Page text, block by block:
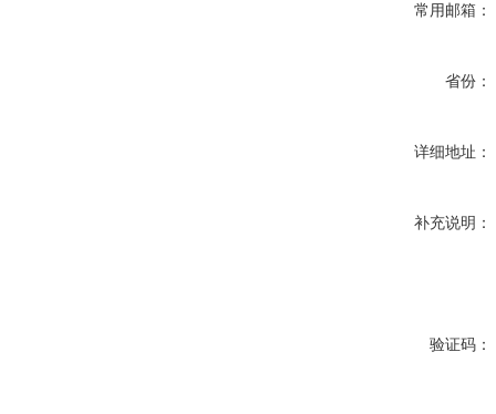
常用邮箱：
省份：
详细地址：
补充说明：
验证码：